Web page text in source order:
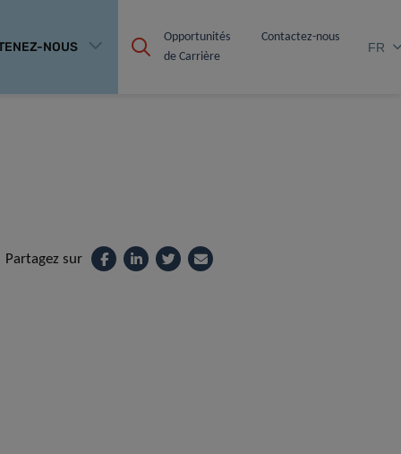
NOUS
Opportunités
de Carrière
Contactez-nous
FR
Partagez sur